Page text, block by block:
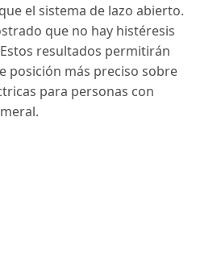
el sistema de lazo abierto.
que no hay histéresis
resultados permitirán
posición más preciso sobre
para personas con